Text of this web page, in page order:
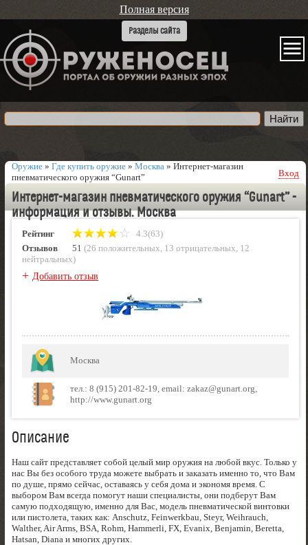
Полная версия
Оружие » Где купить оружие » Москва » Интернет-магазин
пневматического оружия “Gunart”
Вход
Интернет-магазин пневматического оружия “Gunart” -
информация и отзывы. Москва
Рейтинг
4.3(63)
Отзывов
51 (26 положительных, 13 отрицательных, 12
нейтральных)
+ Добавить отзыв
Москва
тел.: 8 (915) 201-82-19, email: zakaz@gunart.org,
http://www.gunart.org
Описание
Наш сайт представляет собой целый мир оружия на любой вкус. Только у
нас Вы без особого труда можете выбрать и заказать именно то, что Вам
по душе, прямо сейчас, оставаясь у себя дома и экономя время. С
выбором Вам всегда помогут наши специалисты, они подберут Вам
самую подходящую, именно для Вас, модель пневматической винтовки
или пистолета, таких как: Anschutz, Feinwerkbau, Steyr, Weihrauch,
Walther, Air Arms, BSA, Rohm, Hammerli, FX, Evanix, Benjamin, Beretta,
Hatsan, Diana и многих других.